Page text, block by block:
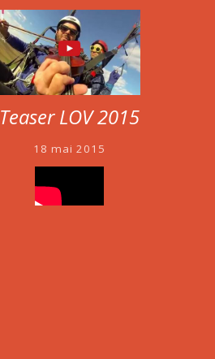
Teaser LOV 2015
18 mai 2015